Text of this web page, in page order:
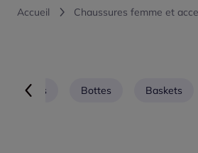
Accueil Chaussures femme et
Bottines Bottes Baskets